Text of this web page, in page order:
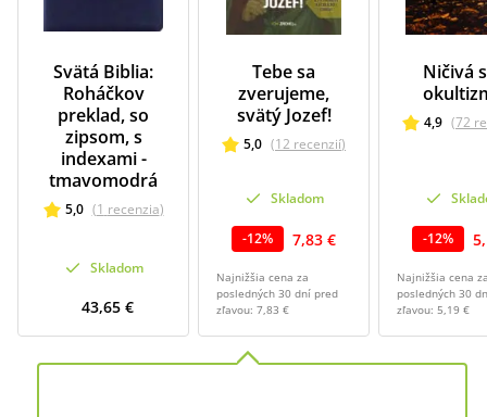
Svätá Biblia:
Roháčkov
preklad, so
zipsom, s
indexami -
tmavomodrá
5,0 (1 recenzia)
Skladom
43,65 €
Tebe sa
zverujeme,
svätý Jozef!
5,0 (12 recenzií)
Skladom
-12% 7,83 €
Najnižšia cena za
posledných 30 dní pred
zľavou: 7,83 €
Ničivá
4,9 (72
-12%
Najnižšia cena
posledných 30
zľavou: 5,19 €